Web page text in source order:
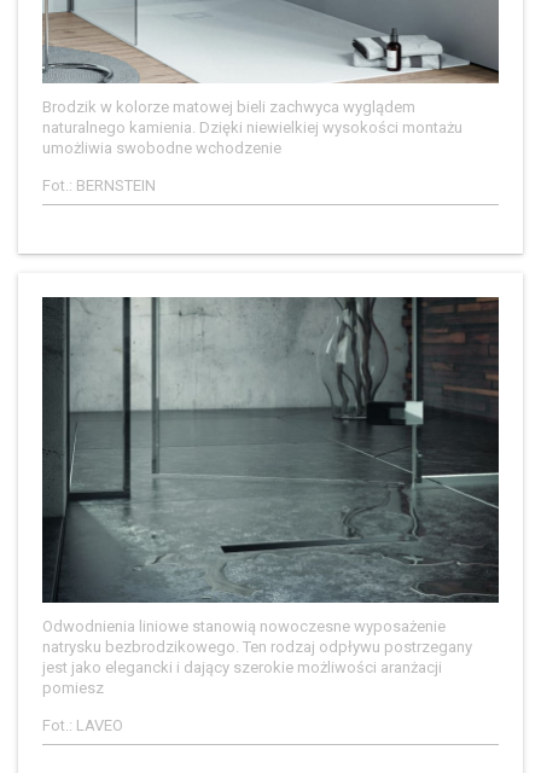
Brodzik w kolorze matowej bieli zachwyca wyglądem
naturalnego kamienia. Dzięki niewielkiej wysokości montażu
umożliwia swobodne wchodzenie
Fot.: BERNSTEIN
Odwodnienia liniowe stanowią nowoczesne wyposażenie
natrysku bezbrodzikowego. Ten rodzaj odpływu postrzegany
jest jako elegancki i dający szerokie możliwości aranżacji
pomiesz
Fot.: LAVEO